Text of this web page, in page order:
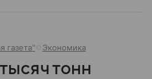
газета" Экономика
тонн